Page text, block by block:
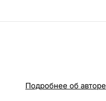
Подробнее об авторе